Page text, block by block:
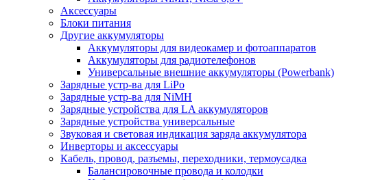
Аксессуары
Блоки питания
Другие аккумуляторы
Аккумуляторы для видеокамер и фотоаппаратов
Аккумуляторы для радиотелефонов
Универсальные внешние аккумуляторы (Powerbank)
Зарядные устр-ва для LiPo
Зарядные устр-ва для NiMH
Зарядные устройства для LA аккумуляторов
Зарядные устройства универсальные
Звуковая и световая индикация заряда аккумулятора
Инверторы и аксессуары
Кабель, провод, разъемы, переходники, термоусадка
Балансировочные провода и колодки